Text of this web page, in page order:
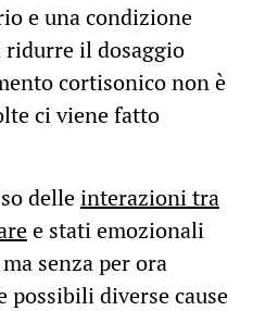
e una condizione
il dosaggio
cortisonico non è
ci viene fatto
delleinterazioni tra
e stati emozionali
senza per ora
diverse cause